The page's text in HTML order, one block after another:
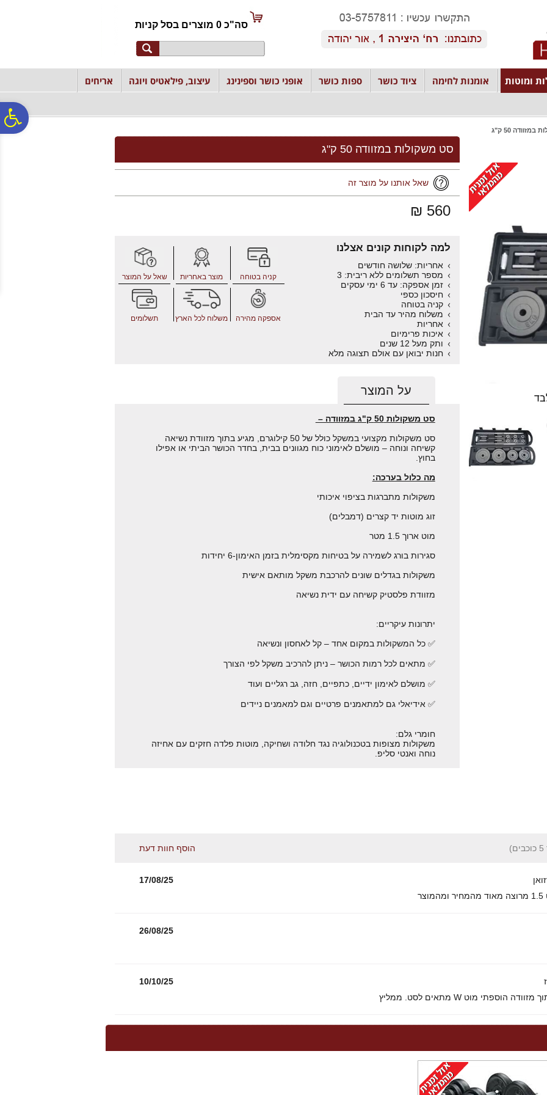
נגישות
אתר
המרכזי
סה"כ 0 מוצרים בסל קניות
ומוטות אומנות לחימה ציוד כושר ספות כושר אופני כושר וספינינג עיצוב, פילאטיס ויוגה
אריחים
50 ק"ג
סט משקולות במזוודה 50 ק"ג
שאל אותנו על מוצר זה
560 ₪
למה לקוחות קונים אצלנו
אחריות: שלושה חודשים
מספר תשלומים ללא ריבית: 3
זמן אספקה: עד 6 ימי עסקים
חיסכון כספי
קניה בטוחה
משלוח מהיר עד הבית
אחריות
איכות פרימיום
ותק מעל 12 שנים
חנות יבואן עם אולם תצוגה מלא
קניה בטוחה מוצר באחריות שאל על המוצר
אספקה מהירה משלוח לכל הארץ תשלומים
על המוצר
סט משקולות 50 ק"ג במזוודה –
סט משקולות מקצועי במשקל כולל של 50 קילוגרם, מגיע בתוך מזוודת נשיאה
קשיחה ונוחה – מושלם לאימוני כוח מגוונים בבית, בחדר הכושר הביתי או אפילו
בחוץ.
מה כלול בערכה:
משקולות מתברגות בציפוי איכותי
זוג מוטות יד קצרים (דמבלים)
מוט ארוך 1.5 מטר
סגירות בורג לשמירה על בטיחות מקסימלית בזמן האימון-6 יחידות
משקולות בגדלים שונים להרכבת משקל מותאם אישית
מזוודת פלסטיק קשיחה עם ידית נשיאה
יתרונות עיקריים:
✅ כל המשקולות במקום אחד – קל לאחסון ונשיאה
✅ מתאים לכל רמות הכושר – ניתן להרכיב משקל לפי הצורך
✅ מושלם לאימון ידיים, כתפיים, חזה, גב רגליים ועוד
✅ אידיאלי גם למתאמנים פרטיים וגם למאמנים ניידים
חומרי גלם:
משקולות מצופות בטכנולוגיה נגד חלודה ושחיקה, מוטות פלדה חזקים עם אחיזה
נוחה ואנטי סליפ.
הוסף חוות דעת
17/08/25
26/08/25
10/10/25